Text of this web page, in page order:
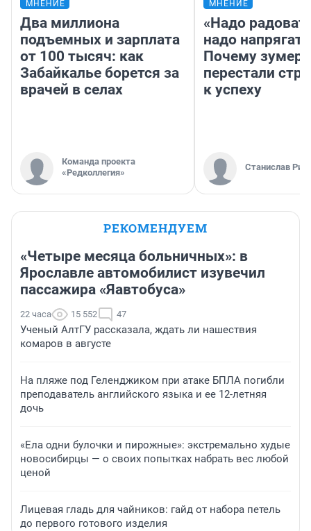
МНЕНИЕ
Два миллиона
подъемных и зарплата
от 100 тысяч: как
Забайкалье борется за
врачей в селах
Команда проекта
«Редколлегия»
МНЕНИЕ
«Надо
надо
Почему
перестали
к успеху
Станислав
РЕКОМЕНДУЕМ
«Четыре месяца больничных»: в
Ярославле автомобилист изувечил
пассажира «Яавтобуса»
22 часа 15 552 47
Ученый АлтГУ рассказала, ждать ли нашествия
комаров в августе
На пляже под Геленджиком при атаке БПЛА погибли
преподаватель английского языка и ее 12-летняя
дочь
«Ела одни булочки и пирожные»: экстремально худые
новосибирцы — о своих попытках набрать вес любой
ценой
Лицевая гладь для чайников: гайд от набора петель
до первого готового изделия